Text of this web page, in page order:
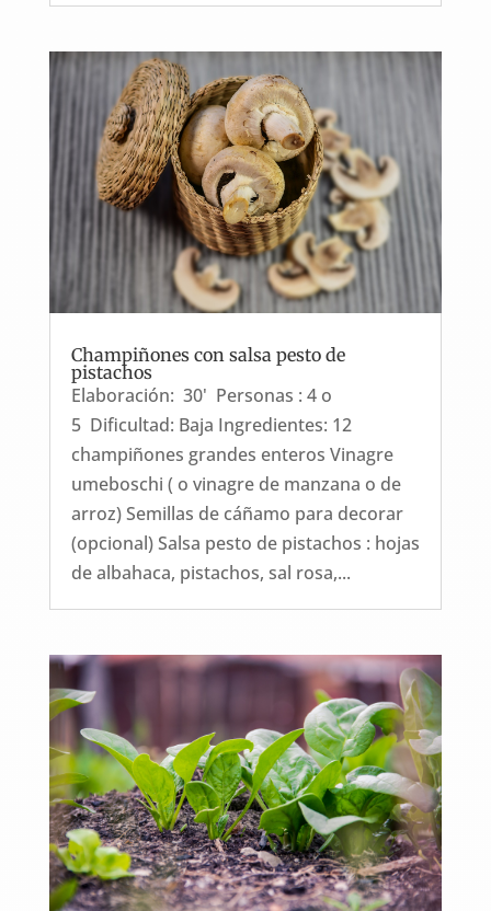
Champiñones con salsa pesto de
pistachos
Elaboración: 30' Personas : 4 o
5 Dificultad: Baja Ingredientes: 12
champiñones grandes enteros Vinagre
umeboschi ( o vinagre de manzana o de
arroz) Semillas de cáñamo para decorar
(opcional) Salsa pesto de pistachos : hojas
de albahaca, pistachos, sal rosa,...